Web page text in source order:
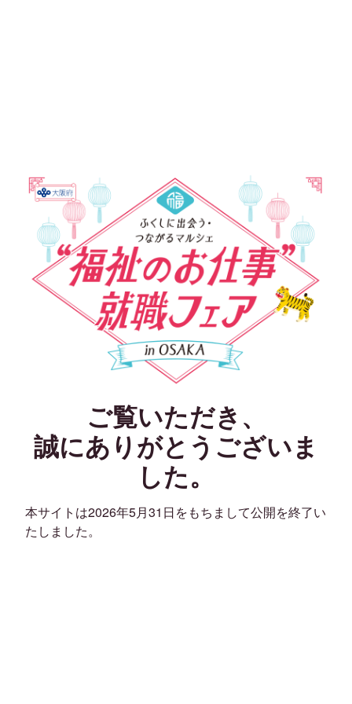
ご覧いただき、
誠にありがとうございま
した。
本サイトは2026年5月31日をもちまして公開を終了い
たしました。